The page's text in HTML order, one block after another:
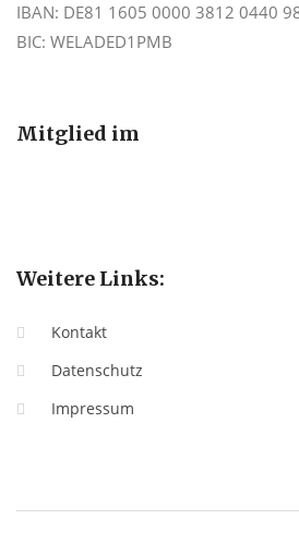
IBAN: DE81 1605 0000 3812 0440
BIC: WELADED1PMB
Mitglied im
Weitere Links:
Kontakt
Datenschutz
Impressum